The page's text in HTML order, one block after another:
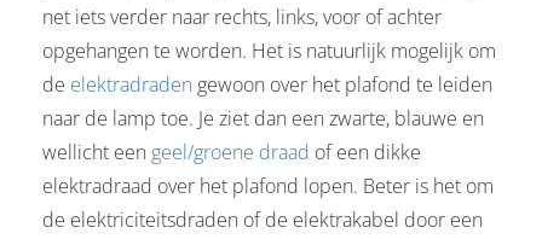
net iets verder naar rechts, links, voor of achter
opgehangen te worden. Het is natuurlijk mogelijk om
de elektradraden gewoon over het plafond te leiden
naar de lamp toe. Je ziet dan een zwarte, blauwe en
wellicht een geel/groene draad of een dikke
elektradraad over het plafond lopen. Beter is het om
de elektriciteitsdraden of de elektrakabel door een
van